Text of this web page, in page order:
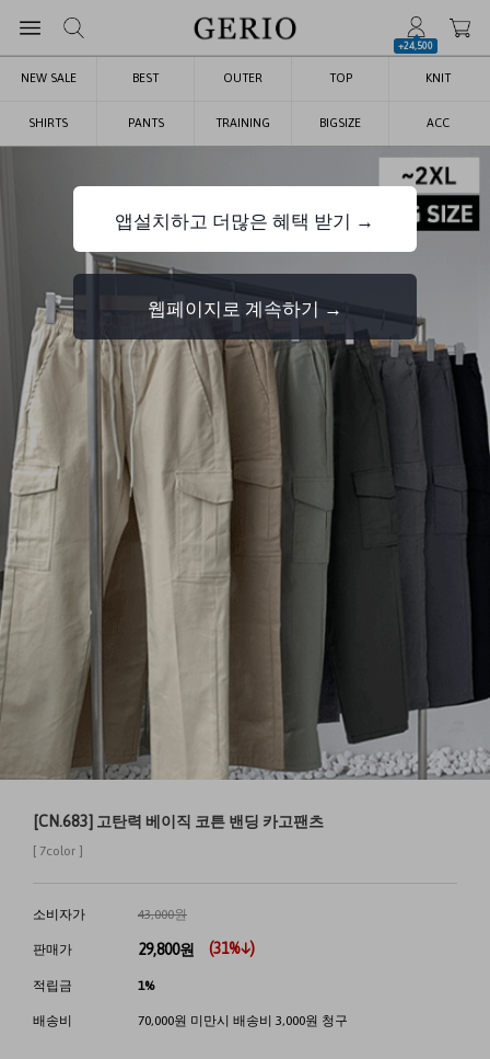
+24,500
NEW SALE BEST OUTER TOP KNIT
SHIRTS PANTS TRAINING BIGSIZE ACC
[CN.683] 고탄력 베이직 코튼 밴딩 카고팬츠
[ 7color ]
소비자가 43,000원
판매가 29,800원 (31%↓)
적립금 1%
배송비 70,000원 미만시 배송비 3,000원 청구
앱설치하고 더많은 혜택 받기 →
웹페이지로 계속하기 →